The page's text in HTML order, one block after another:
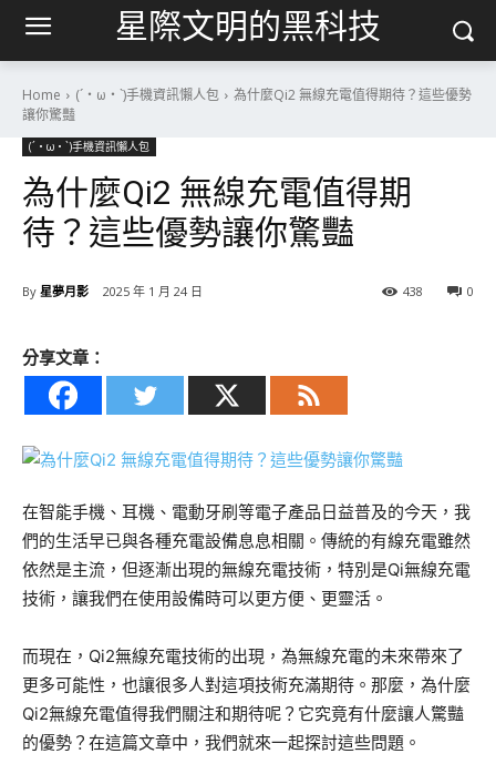
星際文明的黑科技
Home (´・ω・`)手機資訊懶人包
為什麼Qi2 無線充電值得期待？這些優勢
讓你驚豔
(´・ω・`)手機資訊懶人包
為什麼Qi2 無線充電值得期
待？這些優勢讓你驚豔
By 星夢月影 2025 年 1 月 24 日 0
438
分享文章：
在智能手機、耳機、電動牙刷等電子產品日益普及的今天，我
們的生活早已與各種充電設備息息相關。傳統的有線充電雖然
依然是主流，但逐漸出現的無線充電技術，特別是Qi無線充電
技術，讓我們在使用設備時可以更方便、更靈活。
而現在，Qi2無線充電技術的出現，為無線充電的未來帶來了
更多可能性，也讓很多人對這項技術充滿期待。那麼，為什麼
Qi2無線充電值得我們關注和期待呢？它究竟有什麼讓人驚豔
的優勢？在這篇文章中，我們就來一起探討這些問題。